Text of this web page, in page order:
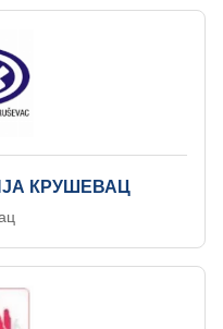
КРУШЕВАЦ